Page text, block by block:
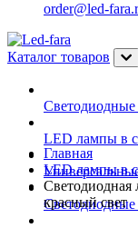
order@led-
Каталог товаров
LED лампы в
Главная
LED лампы в
Светодиодная
красный свет